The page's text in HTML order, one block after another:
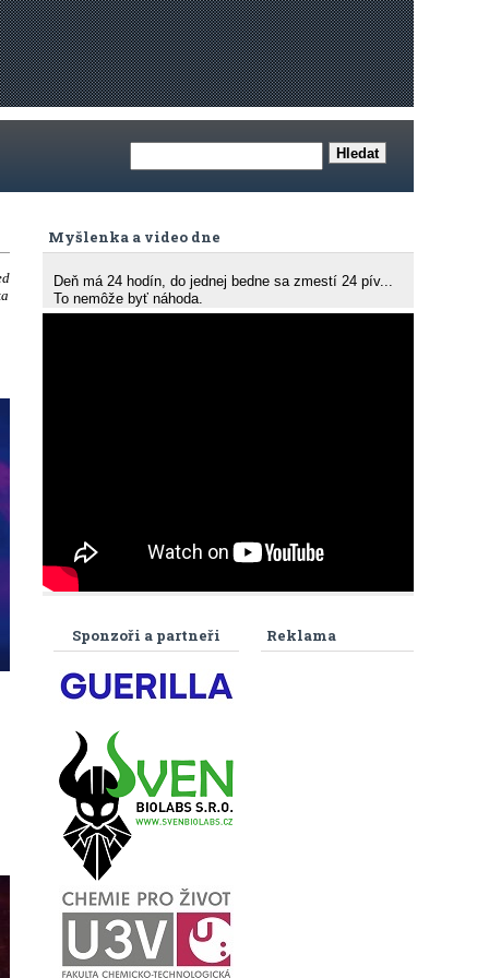
Myšlenka a video dne
Deň má 24 hodín, do jednej bedne sa zmestí 24 pív...
To nemôže byť náhoda.
Reklama
Sponzoři a partneři